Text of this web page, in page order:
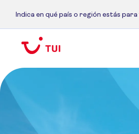
Indica en qué país o región estás